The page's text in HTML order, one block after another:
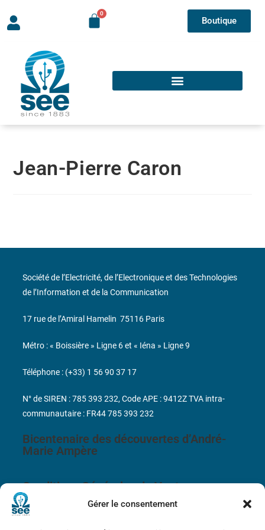
Gérer le consentement
Boutique
Jean-Pierre Caron
Bicentenaire des découvertes d’André-
Marie Ampère
Conditions Générales de Vente
Société de l’Electricité, de l’Electronique et des Technologies
de l’Information et de la Communication
17 rue de l’Amiral Hamelin 75116 Paris
Métro : « Boissière » Ligne 6 et « Iéna » Ligne 9
Téléphone : (+33) 1 56 90 37 17
N° de SIREN : 785 393 232, Code APE : 9412Z TVA intra-
communautaire : FR44 785 393 232